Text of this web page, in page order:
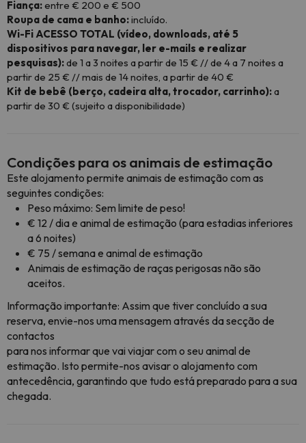
Fiança:entre € 200 e € 500
Roupa de cama e banho:incluído.
Wi-Fi ACESSO TOTAL (vídeo, downloads, até 5
dispositivos para navegar, ler e-mails e realizar
pesquisas):de 1 a 3 noites a partir de 15 € // de 4 a 7 noites a
partir de 25 € // mais de 14 noites, a partir de 40 €
Kit de bebê (berço, cadeira alta, trocador, carrinho):a
partir de 30 € (sujeito a disponibilidade)
Condições para os animais de estimação
Este alojamento permite animais de estimação com as
seguintes condições:
Peso máximo: Sem limite de peso!
€ 12 / dia e animal de estimação (para estadias inferiores
a 6 noites)
€ 75 / semana e animal de estimação
Animais de estimação de raças perigosas não são
aceitos.
Informação importante: Assim que tiver concluído a sua
reserva, envie-nos uma mensagem através da secção de
contactos
para nos informar que vai viajar com o seu animal de
estimação. Isto permite-nos avisar o alojamento com
antecedência, garantindo que tudo está preparado para a sua
chegada.